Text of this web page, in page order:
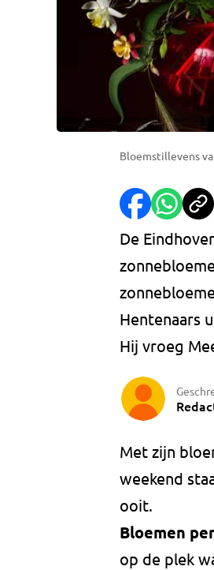
Bloemstillevens
De
Hentenaars
Hij vroeg
Met zijn
weekend
ooit.
Bloemen
op de plek